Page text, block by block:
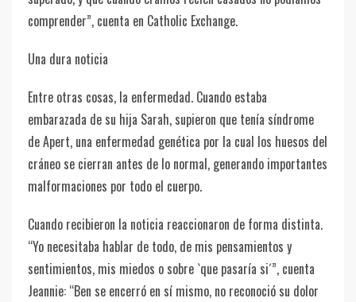
comprender”, cuenta en Catholic Exchange.
Una dura noticia
Entre otras cosas, la enfermedad. Cuando estaba
embarazada de su hija Sarah, supieron que tenía síndrome
de Apert, una enfermedad genética por la cual los huesos del
cráneo se cierran antes de lo normal, generando importantes
malformaciones por todo el cuerpo.
Cuando recibieron la noticia reaccionaron de forma distinta.
“Yo necesitaba hablar de todo, de mis pensamientos y
sentimientos, mis miedos o sobre `que pasaría si´”, cuenta
Jeannie: “Ben se encerró en sí mismo, no reconoció su dolor